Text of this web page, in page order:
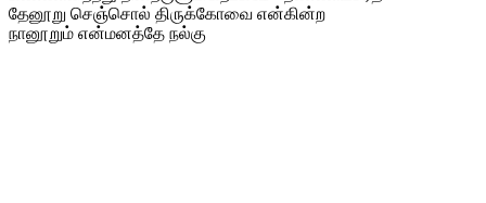
தேனூறு செஞ்சொல் திருக்கோவை என்கின்ற
நானூறும் என்மனத்தே நல்கு